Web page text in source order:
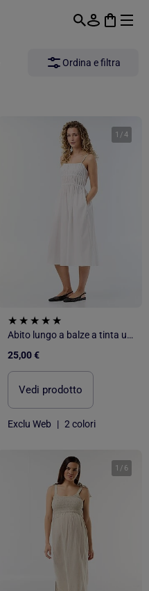
Ordina e filtra
1 /4
Abito lungo a balze a tinta unita
25,00 €
Vedi prodotto
Exclu Web | 2 colori
1 / 6